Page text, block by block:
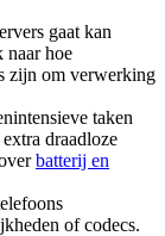
gaat kan
naar hoe
zijn om verwerking
taken
draadloze
batterij en
of codecs.